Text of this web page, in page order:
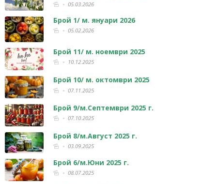
05.03.2026
Брой 1/ м. януари 2026
05.02.2026
Брой 11/ м. ноември 2025
10.12.2025
Брой 10/ м. октомври 2025
07.11.2025
Брой 9/м.Септември 2025 г.
07.10.2025
Брой 8/м.Август 2025 г.
03.09.2025
Брой 6/м.Юни 2025 г.
08.07.2025